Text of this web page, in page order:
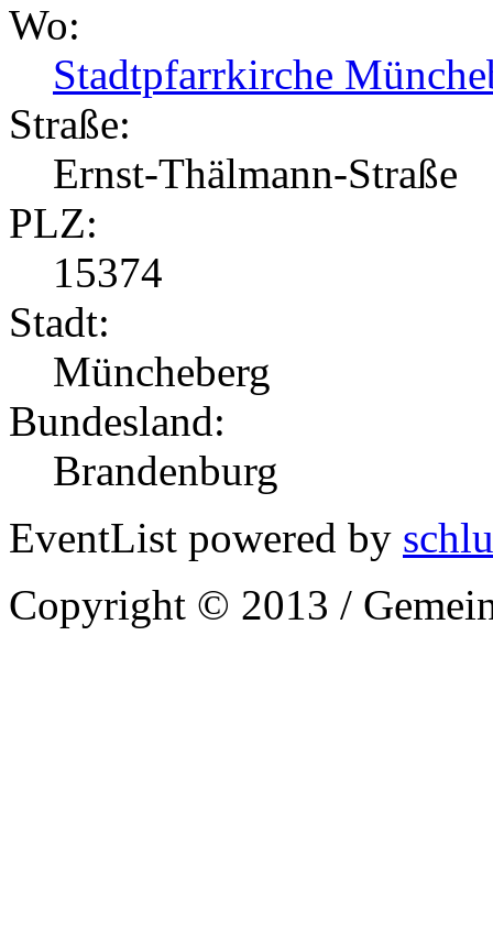
Wo:
Stadtpfarrkirche
Straße:
Ernst-Thälmann-Straße
PLZ:
15374
Stadt:
Müncheberg
Bundesland:
Brandenburg
EventList powered by
Copyright © 2013 /